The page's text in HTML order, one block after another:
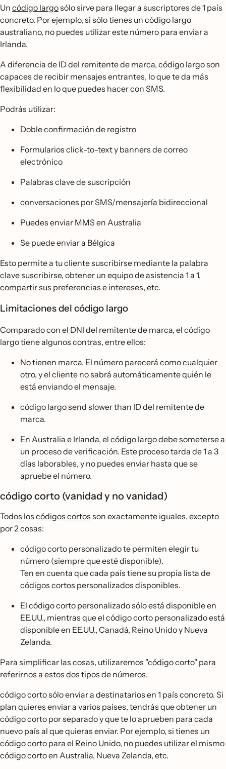
Un código largosólo sirve para llegar a suscriptores de 1 país
concreto. Por ejemplo, si sólo tienes un código largo
australiano, no puedes utilizar este número para enviar a
Irlanda.
A diferencia de ID del remitente de marca, código largo son
capaces de recibir mensajes entrantes, lo que te da más
flexibilidad en lo que puedes hacer con SMS.
Podrás utilizar:
Doble confirmación de registro
Formularios click-to-text y banners de correo
electrónico
Palabras clave de suscripción
conversaciones por SMS/mensajería bidireccional
Puedes enviar MMS en Australia
Se puede enviar a Bélgica
Esto permite a tu cliente suscribirse mediante la palabra
clave suscribirse, obtener un equipo de asistencia 1 a 1,
compartir sus preferencias e intereses, etc.
Limitaciones del código largo
Comparado con el DNI del remitente de marca, el código
largo tiene algunos contras, entre ellos:
No tienen marca. El número parecerá como cualquier
otro, y el cliente no sabrá automáticamente quién le
está enviando el mensaje.
código largo send slower than ID del remitente de
marca.
En Australia e Irlanda, el código largo debe someterse a
un proceso de verificación. Este proceso tarda de 1 a 3
días laborables, y no puedes enviar hasta que se
apruebe el número.
código corto (vanidad y no vanidad)
Todos los códigos cortos son exactamente iguales, excepto
por 2 cosas:
código corto personalizado te permiten elegir tu
número (siempre que esté disponible).
Ten en cuenta que cada país tiene su propia lista de
códigos cortos personalizados disponibles.
El código corto personalizado sólo está disponible en
EE.UU., mientras que el código corto personalizado está
disponible en EE.UU., Canadá, Reino Unido y Nueva
Zelanda.
Para simplificar las cosas, utilizaremos "código corto" para
referirnos a estos dos tipos de números.
código corto sólo enviar a destinatarios en 1 país concreto. Si
plan quieres enviar a varios países, tendrás que obtener un
código corto por separado y que te lo aprueben para cada
nuevo país al que quieras enviar. Por ejemplo, si tienes un
código corto para el Reino Unido, no puedes utilizar el mismo
código corto en Australia, Nueva Zelanda, etc.